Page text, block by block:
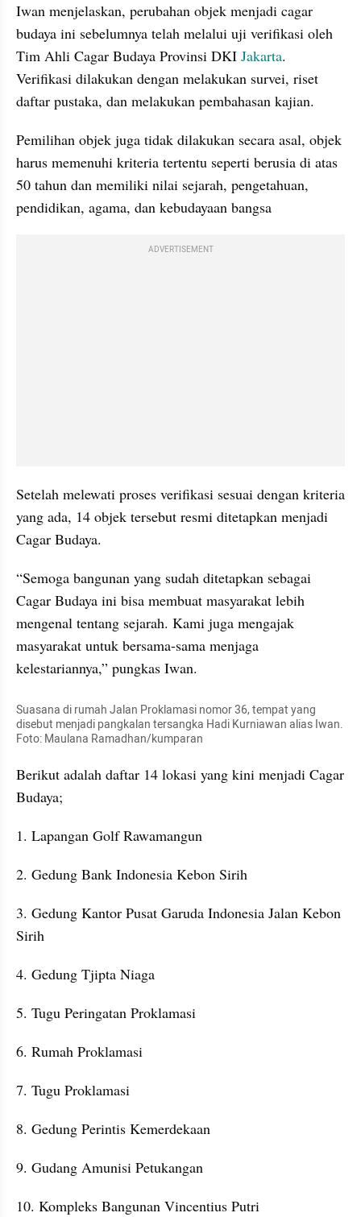
Iwan menjelaskan, perubahan objek menjadi cagar
budaya ini sebelumnya telah melalui uji verifikasi oleh
Tim Ahli Cagar Budaya Provinsi DKI Jakarta.
Verifikasi dilakukan dengan melakukan survei, riset
daftar pustaka, dan melakukan pembahasan kajian.
Pemilihan objek juga tidak dilakukan secara asal, objek
harus memenuhi kriteria tertentu seperti berusia di atas
50 tahun dan memiliki nilai sejarah, pengetahuan,
pendidikan, agama, dan kebudayaan bangsa
ADVERTISEMENT
Setelah melewati proses verifikasi sesuai dengan kriteria
yang ada, 14 objek tersebut resmi ditetapkan menjadi
Cagar Budaya.
“Semoga bangunan yang sudah ditetapkan sebagai
Cagar Budaya ini bisa membuat masyarakat lebih
mengenal tentang sejarah. Kami juga mengajak
masyarakat untuk bersama-sama menjaga
kelestariannya,” pungkas Iwan.
Suasana di rumah Jalan Proklamasi nomor 36, tempat yang
disebut menjadi pangkalan tersangka Hadi Kurniawan alias Iwan.
Foto: Maulana Ramadhan/kumparan
Berikut adalah daftar 14 lokasi yang kini menjadi Cagar
Budaya;
1. Lapangan Golf Rawamangun
2. Gedung Bank Indonesia Kebon Sirih
3. Gedung Kantor Pusat Garuda Indonesia Jalan Kebon
Sirih
4. Gedung Tjipta Niaga
5. Tugu Peringatan Proklamasi
6. Rumah Proklamasi
7. Tugu Proklamasi
8. Gedung Perintis Kemerdekaan
9. Gudang Amunisi Petukangan
10. Kompleks Bangunan Vincentius Putri